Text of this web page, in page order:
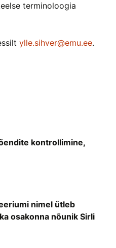
terminoloogia
ylle.sihver@emu.ee.
kontrollimine,
nimel ütleb
osakonna nõunik Sirli